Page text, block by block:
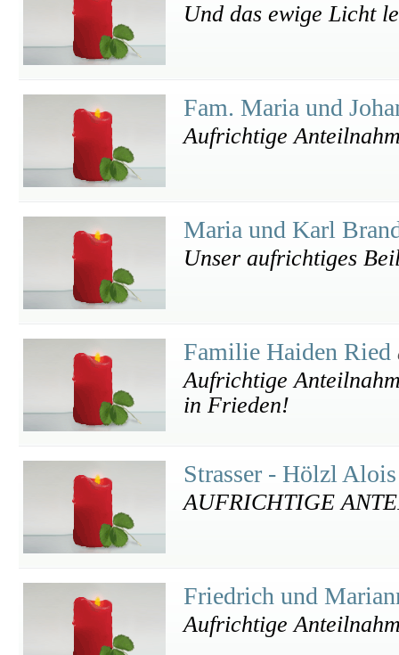
Und das ewige Licht
Fam. Maria und
Aufrichtige
Maria und Karl
Unser aufrichtiges
Familie Haiden Ried
Aufrichtige
in Frieden!
Strasser - Hölzl
AUFRICHTIGE
Friedrich und
Aufrichtige